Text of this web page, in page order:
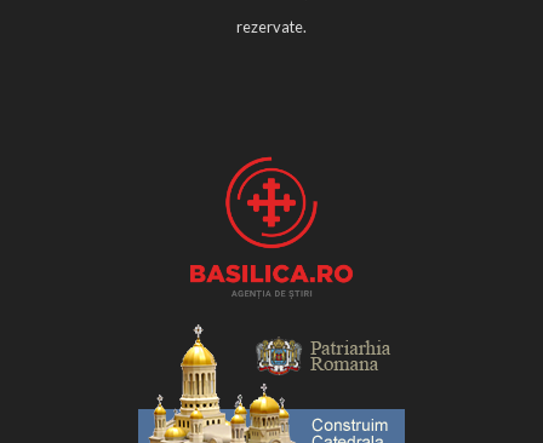
rezervate.